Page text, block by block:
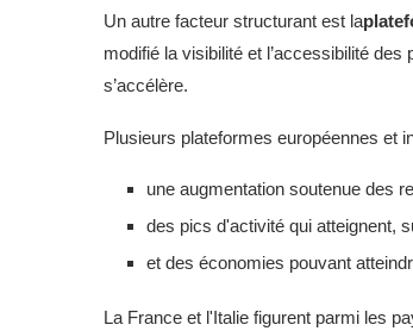
Un autre facteur structurant est la
modifié la visibilité et l’accessibilité
s’accélère.
Plusieurs plateformes européennes et
une augmentation soutenue des
des pics d'activité qui atteignent,
et des économies pouvant
La France et l'Italie figurent parmi les